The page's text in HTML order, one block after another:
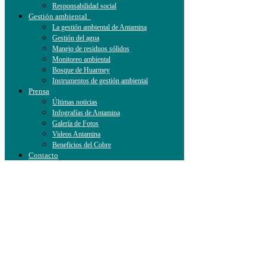
Responsabilidad social
Gestión ambiental
La gestión ambiental de Antamina
Gestión del agua
Manejo de residuos sólidos
Monitoreo ambiental
Bosque de Huarmey
Instrumentos de gestión ambiental
Prensa
Últimas noticias
Infografías de Antamina
Galería de Fotos
Videos Antamina
Beneficios del Cobre
Contacto